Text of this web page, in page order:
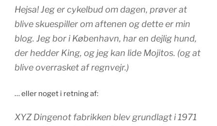
Hejsa! Jeg er cykelbud om dagen, prøver at
blive skuespiller om aftenen og dette er min
blog. Jeg bor i København, har en dejlig hund,
der hedder King, og jeg kan lide Mojitos. (og at
blive overrasket af regnvejr.)
… eller noget i retning af:
XYZ Dingenot fabrikken blev grundlagt i 1971